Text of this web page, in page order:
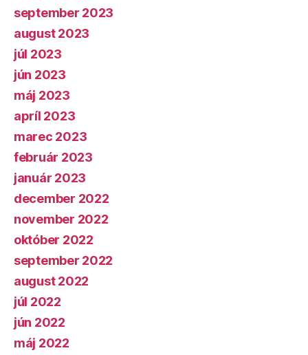
september 2023
august 2023
júl 2023
jún 2023
máj 2023
apríl 2023
marec 2023
február 2023
január 2023
december 2022
november 2022
október 2022
september 2022
august 2022
júl 2022
jún 2022
máj 2022